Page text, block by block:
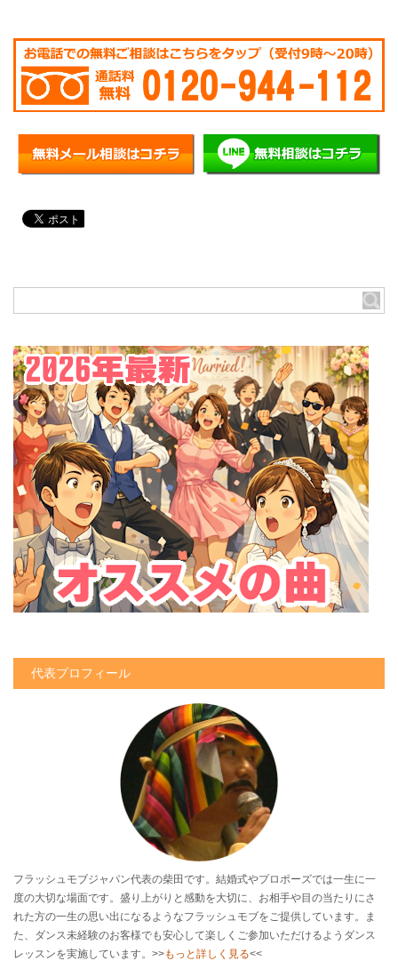
代表プロフィール
フラッシュモブジャパン代表の柴田です。結婚式やプロポーズでは一生に一
度の大切な場面です。盛り上がりと感動を大切に、お相手や目の当たりにさ
れた方の一生の思い出になるようなフラッシュモブをご提供しています。ま
た、ダンス未経験のお客様でも安心して楽しくご参加いただけるようダンス
レッスンを実施しています。>>もっと詳しく見る<<